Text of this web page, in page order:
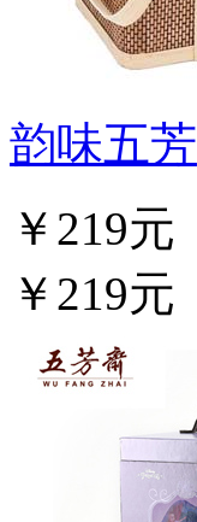
韵味五芳
￥219元
￥219元